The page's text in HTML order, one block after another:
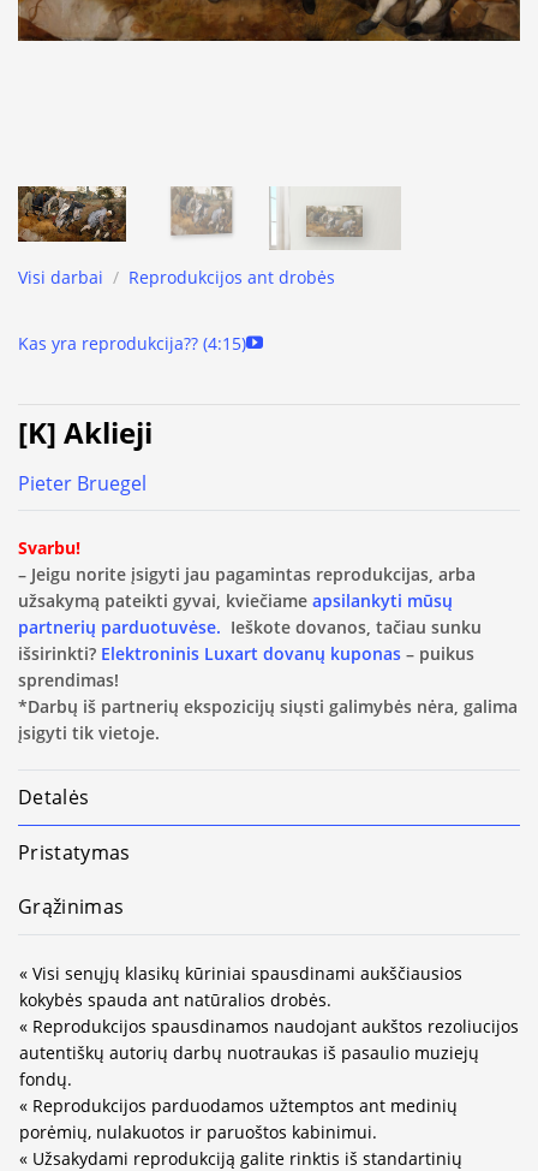
Visi darbai / Reprodukcijos ant drobės
Kas yra reprodukcija?? (4:15)
[K] Aklieji
Pieter Bruegel
Svarbu!
– Jeigu norite įsigyti jau pagamintas reprodukcijas, arba
užsakymą pateikti gyvai, kviečiame apsilankyti mūsų
partnerių parduotuvėse. Ieškote dovanos, tačiau sunku
išsirinkti? Elektroninis Luxart dovanų kuponas – puikus
sprendimas!
*Darbų iš partnerių ekspozicijų siųsti galimybės nėra, galima
įsigyti tik vietoje.
Detalės
Pristatymas
Grąžinimas
« Visi senųjų klasikų kūriniai spausdinami aukščiausios
kokybės spauda ant natūralios drobės.
« Reprodukcijos spausdinamos naudojant aukštos rezoliucijos
autentiškų autorių darbų nuotraukas iš pasaulio muziejų
fondų.
« Reprodukcijos parduodamos užtemptos ant medinių
porėmių, nulakuotos ir paruoštos kabinimui.
« Užsakydami reprodukciją galite rinktis iš standartinių